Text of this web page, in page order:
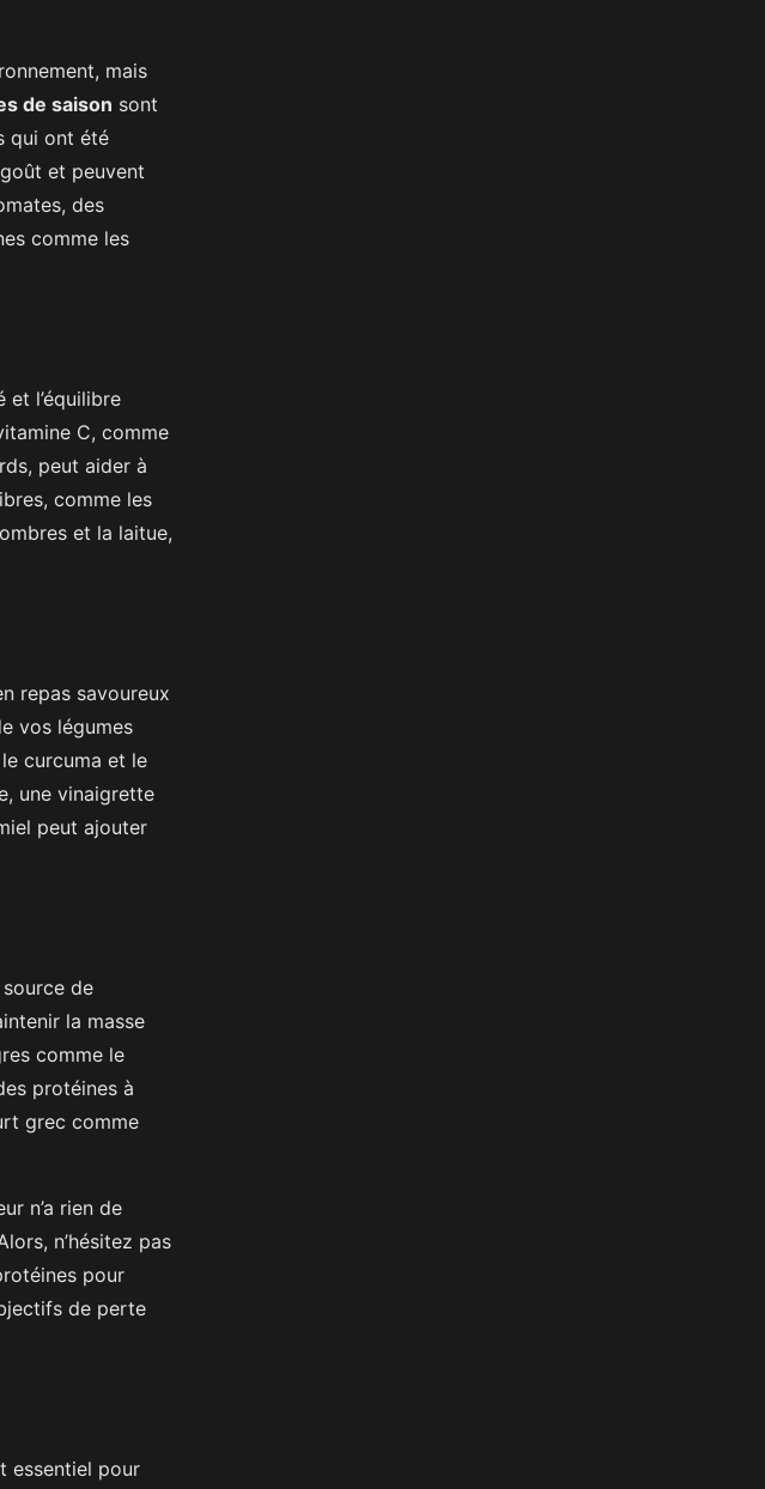
mais
de saison sont
qui ont été
et peuvent
des
comme les
l’équilibre
C, comme
peut aider à
comme les
et la laitue,
repas savoureux
vos légumes
curcuma et le
une vinaigrette
peut ajouter
de
la masse
comme le
protéines à
grec comme
n’a rien de
n’hésitez pas
pour
de perte
essentiel pour